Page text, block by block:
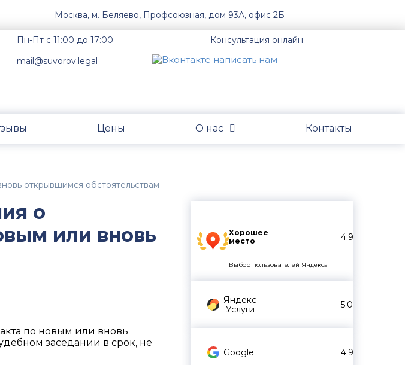
Москва, м. Беляево, Профсоюзная, дом 93А, офис 2Б
Пн-Пт с 11:00 до 17:00
mail@suvorov.legal
Консультация онлайн
Цены О нас Контакты
открывшимся обстоятельствам
Хорошее
место
4.9
Выбор пользователей Яндекса
Яндекс
Услуги
5.0
Google 4.9
о
или вновь
по новым или вновь
заседании в срок, не